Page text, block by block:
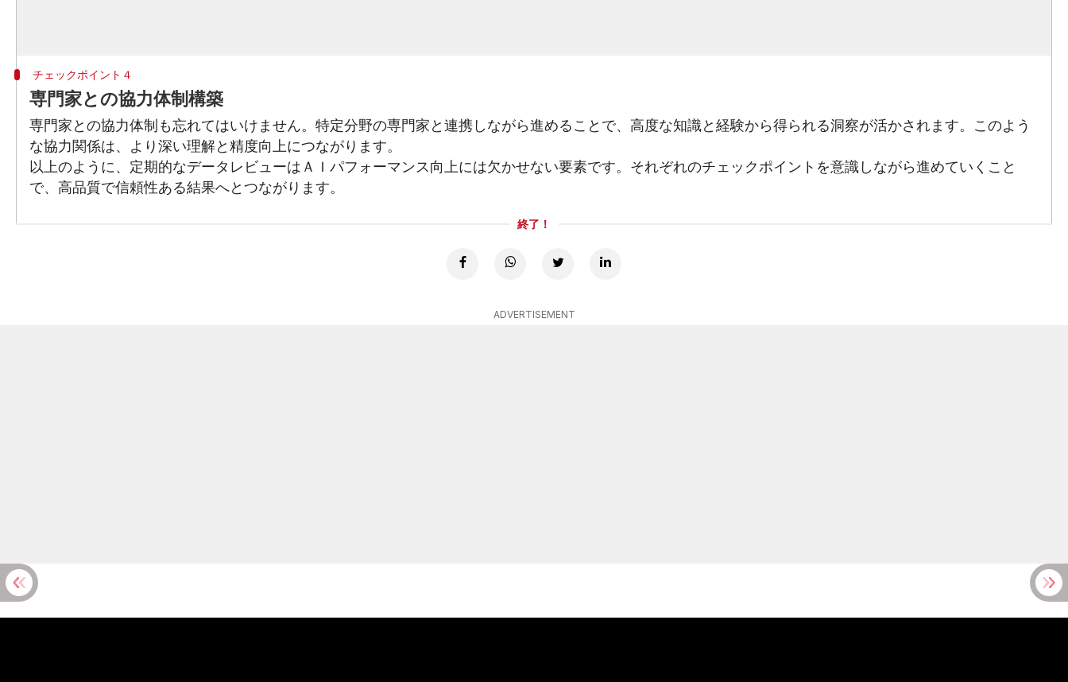
チェックポイント４
専門家との協力体制構築
専門家との協力体制も忘れてはいけません。特定分野の専門家と連携しながら進めることで、高度な知識と経験から得られる洞察が活かされます。このよう
な協力関係は、より深い理解と精度向上につながります。
以上のように、定期的なデータレビューはＡＩパフォーマンス向上には欠かせない要素です。それぞれのチェックポイントを意識しながら進めていくこと
で、高品質で信頼性ある結果へとつながります。
終了！
ADVERTISEMENT